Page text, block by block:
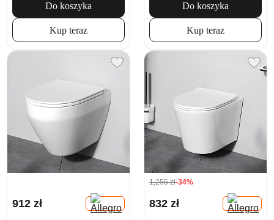
Do koszyka
Kup teraz
Do koszyka
Kup teraz
912 zł
1,255 zł-34%
832 zł